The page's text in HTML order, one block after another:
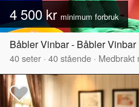
4 500 kr minimum forbruk
Båbler Vinbar - Båbler Vinbar
40seter · 40stående · Medbrakt